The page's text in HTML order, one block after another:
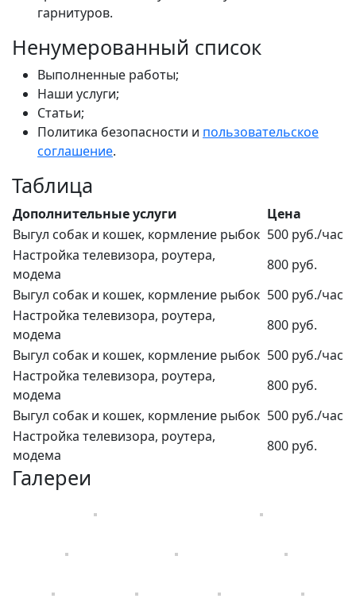
гарнитуров.
Ненумерованный список
Выполненные работы;
Наши услуги;
Статьи;
Политика безопасности и пользовательское
соглашение.
Таблица
Дополнительные услуги
Цена
Выгул собак и кошек, кормление рыбок 500 руб./час
Настройка телевизора, роутера,
модема
800 руб.
Выгул собак и кошек, кормление рыбок 500 руб./час
Настройка телевизора, роутера,
модема
800 руб.
Выгул собак и кошек, кормление рыбок 500 руб./час
Настройка телевизора, роутера,
модема
800 руб.
Выгул собак и кошек, кормление рыбок 500 руб./час
Настройка телевизора, роутера,
модема
800 руб.
Галереи